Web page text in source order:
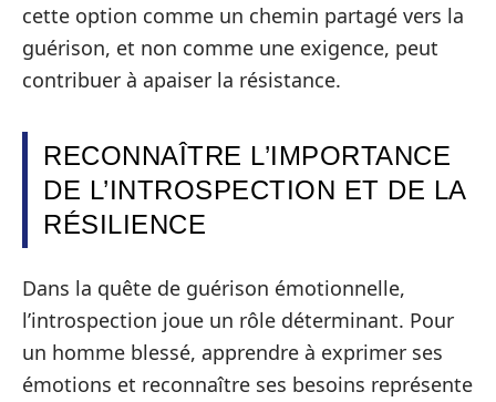
cette option comme un chemin partagé vers la
guérison, et non comme une exigence, peut
contribuer à apaiser la résistance.
RECONNAÎTRE L’IMPORTANCE
DE L’INTROSPECTION ET DE LA
RÉSILIENCE
Dans la quête de guérison émotionnelle,
l’introspection joue un rôle déterminant. Pour
un homme blessé, apprendre à exprimer ses
émotions et reconnaître ses besoins représente